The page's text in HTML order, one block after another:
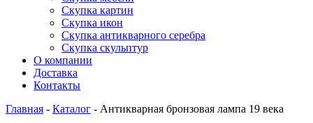
Скупка картин
Скупка икон
Скупка антикварного серебра
Скупка скульптур
О компании
Доставка
Контакты
Главная - Каталог - Антикварная бронзовая лампа 19 века